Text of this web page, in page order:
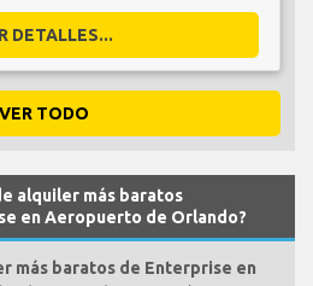
DETALLES...
VER TODO
alquiler más baratos
en Aeropuerto de Orlando?
más baratos de Enterprise en